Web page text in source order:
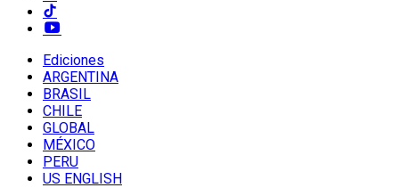
Ediciones
ARGENTINA
BRASIL
CHILE
GLOBAL
MÉXICO
PERU
US ENGLISH